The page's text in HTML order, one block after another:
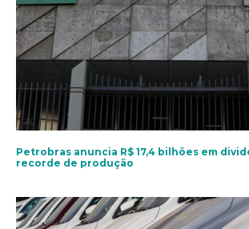
Petrobras anuncia R$ 17,4 bilhões em
recorde de produção